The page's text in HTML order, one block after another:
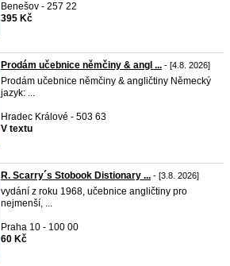
Benešov - 257 22
395 Kč
Prodám učebnice němčiny & angl ... - [4.8. 2026]
Prodám učebnice němčiny & angličtiny Německý
jazyk: ...
Hradec Králové - 503 63
V textu
R. Scarry´s Stobook Distionary ... - [3.8. 2026]
vydání z roku 1968, učebnice angličtiny pro
nejmenší, ...
Praha 10 - 100 00
60 Kč